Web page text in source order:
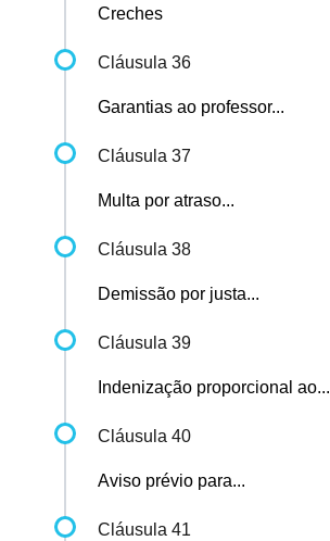
Creches
Cláusula 36
Garantias ao professor...
Cláusula 37
Multa por atraso...
Cláusula 38
Demissão por justa...
Cláusula 39
Indenização proporcional ao...
Cláusula 40
Aviso prévio para...
Cláusula 41